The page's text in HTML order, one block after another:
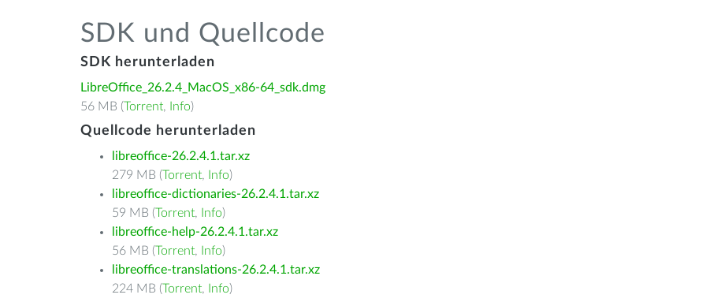
SDK und Quellcode
SDK herunterladen
LibreOffice_26.2.4_MacOS_x86-64_sdk.dmg
56 MB (Torrent, Info)
Quellcode herunterladen
libreoffice-26.2.4.1.tar.xz
279 MB (Torrent, Info)
libreoffice-dictionaries-26.2.4.1.tar.xz
59 MB (Torrent, Info)
libreoffice-help-26.2.4.1.tar.xz
56 MB (Torrent, Info)
libreoffice-translations-26.2.4.1.tar.xz
224 MB (Torrent, Info)